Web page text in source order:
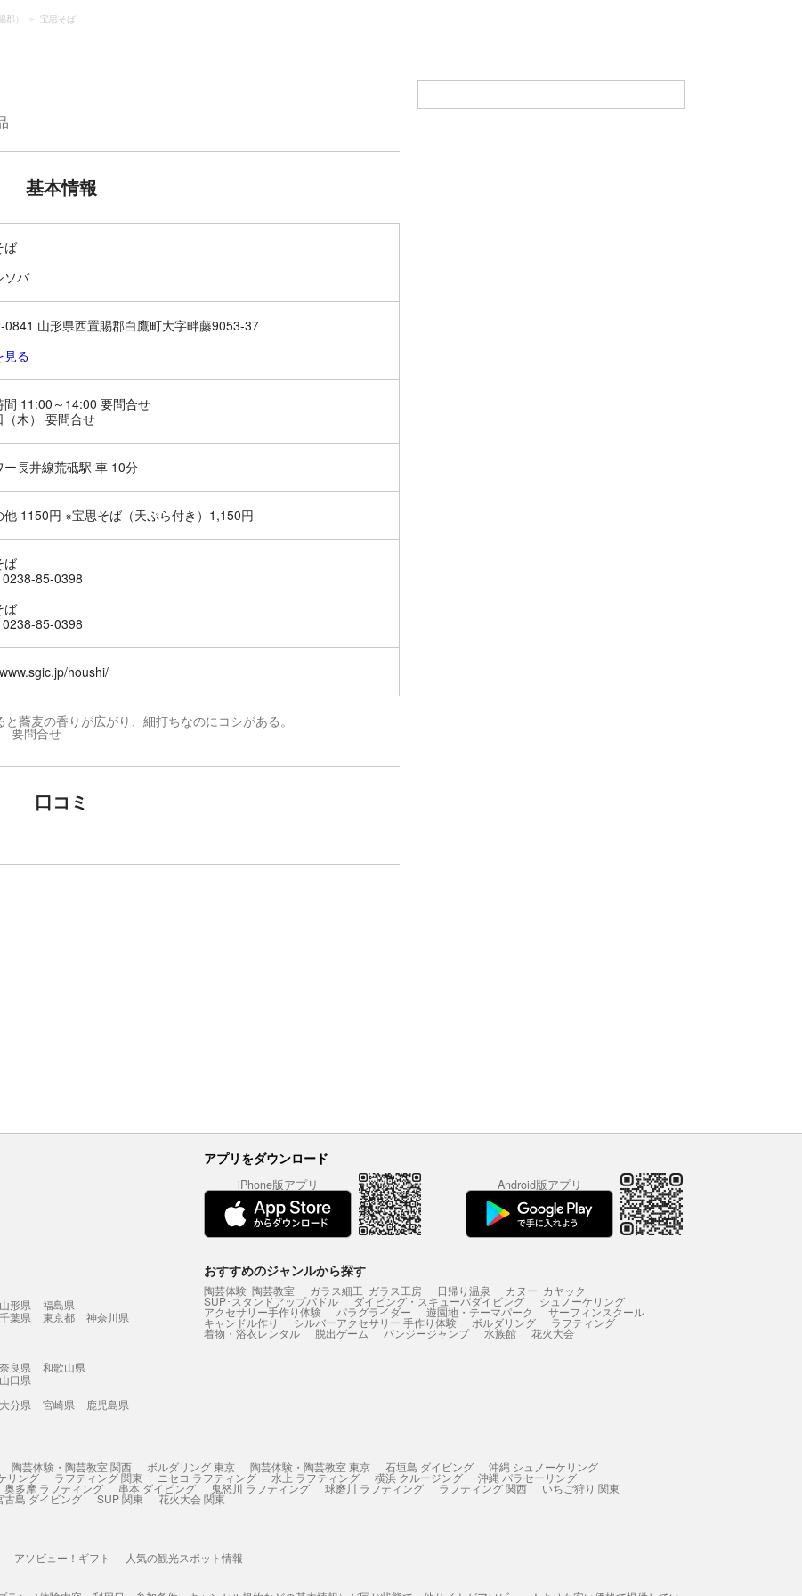
郡） 宝思そば
基本情報
ば
ソバ
0841 山形県西置賜郡白鷹町大字畔藤9053-37
見る
間 11:00～14:00 要問合せ
（木） 要問合せ
ー長井線荒砥駅 車 10分
他 1150円 ※宝思そば（天ぷら付き）1,150円
ば
85-0398
ば
85-0398
houshi/
蕎麦の香りが広がり、細打ちなのにコシがある。
要問合せ
口コミ
アプリをダウンロード
iPhone版アプリ Android版アプリ
山形県
福島県
千葉県 東京都
神奈川県
奈良県
和歌山県
山口県
大分県 宮崎県
鹿児島県
おすすめのジャンルから探す
陶芸体験･陶芸教室 ガラス細工･ガラス工房 日帰り温泉 カヌー･カヤック
SUP･スタンドアップパドル ダイビング・スキューバダイビング シュノーケリング
アクセサリー手作り体験 パラグライダー 遊園地・テーマパーク サーフィンスクール
キャンドル作り シルバーアクセサリー 手作り体験 ボルダリング ラフティング
着物・浴衣レンタル 脱出ゲーム バンジージャンプ 水族館 花火大会
陶芸体験・陶芸教室 関西 ボルダリング 東京 陶芸体験・陶芸教室 東京 石垣島 ダイビング 沖縄 シュノーケリング
リング ラフティング 関東 ニセコ ラフティング 水上 ラフティング 横浜 クルージング 沖縄 パラセーリング
奥多摩 ラフティング 串本 ダイビング 鬼怒川 ラフティング 球磨川 ラフティング ラフティング 関西 いちご狩り 関東
古島 ダイビング SUP 関東 花火大会 関東
アソビュー！ギフト 人気の観光スポット情報